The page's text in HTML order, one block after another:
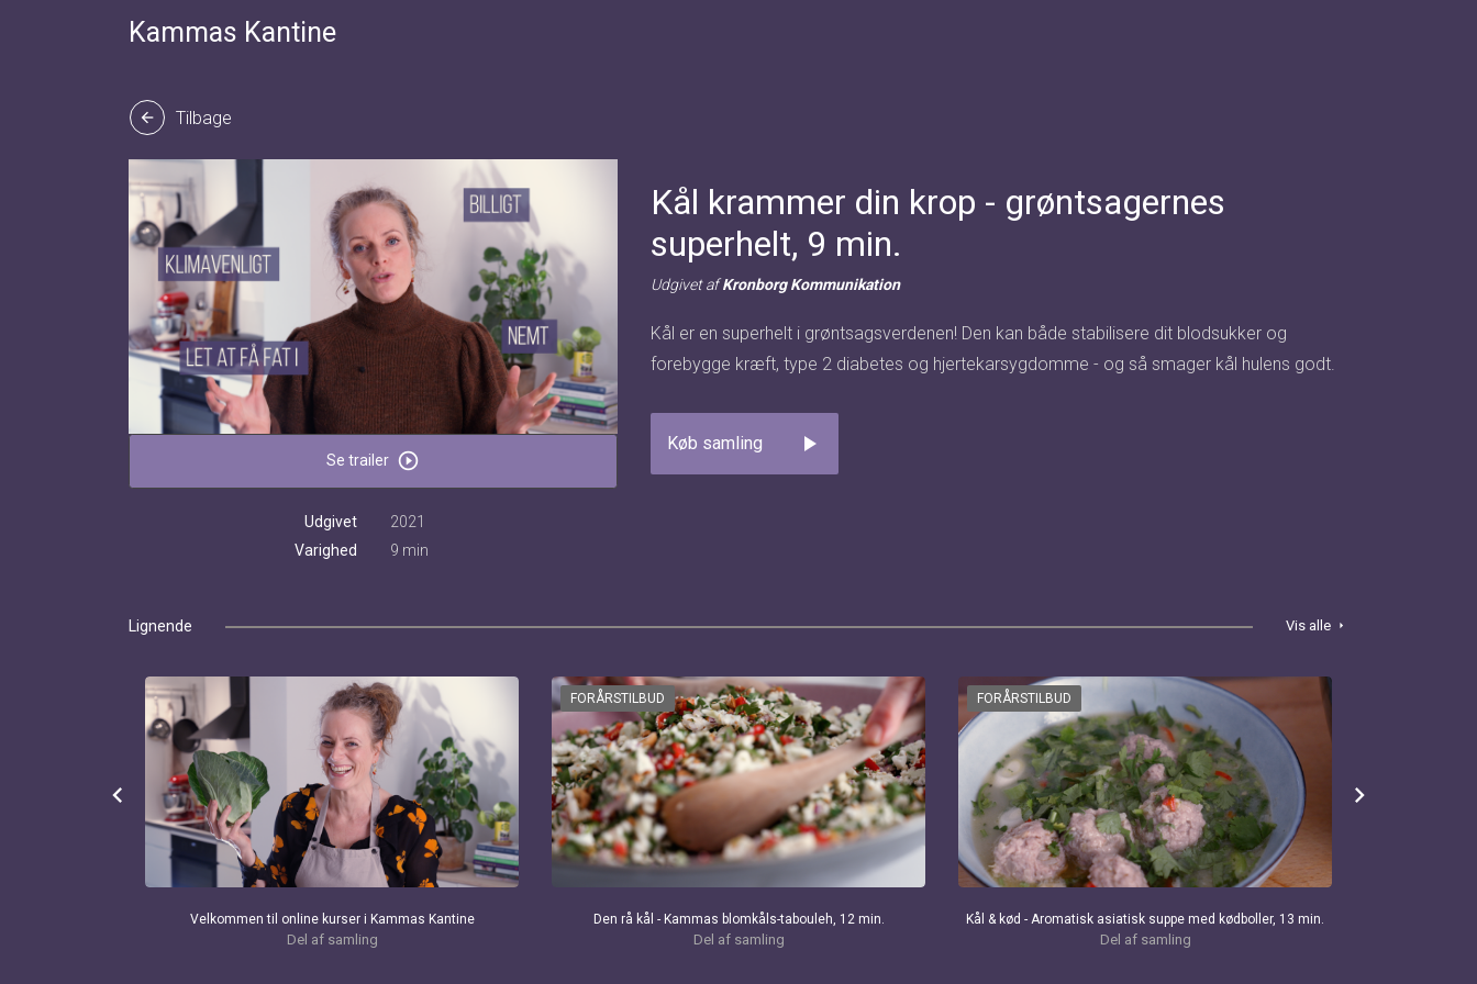
Kammas Kantine
arrow_back Tilbage
Se trailer play_circle_outline
Udgivet
2021
Varighed
9 min
Kål krammer din krop - grøntsagernes
superhelt, 9 min.
Udgivet afKronborg Kommunikation
Kål er en superhelt i grøntsagsverdenen! Den kan både stabilisere dit blodsukker og
forebygge kræft, type 2 diabetes og hjertekarsygdomme - og så smager kål hulens godt.
Køb samling play_arrow
Lignende Vis alle arrow_right
chevron_left
Velkommen til online kurser i Kammas Kantine
Del af samling
FORÅRSTILBUD
Den rå kål - Kammas blomkåls-tabouleh, 12 min.
Del af samling
FORÅRSTILBUD
Kål & kød - Aromatisk asiatisk suppe med kødboller, 13 min.
Del af samling
chevron_right